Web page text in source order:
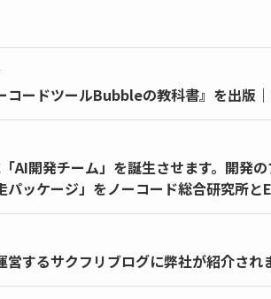
コードツールBubbleの教科書』を出版
AI開発チーム」を誕生させます。開発
パッケージ」をノーコード総合研究所と
営するサクフリブログに弊社が紹介され